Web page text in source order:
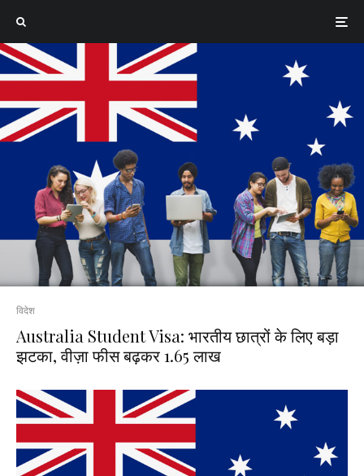
विदेश
Australia Student Visa: भारतीय छात्रों के लिए बड़ा
झटका, वीज़ा फीस बढ़कर ₹1.65 लाख